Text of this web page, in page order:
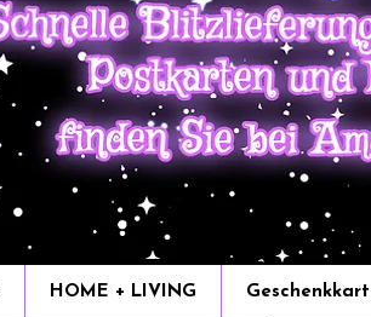
HOME + LIVING